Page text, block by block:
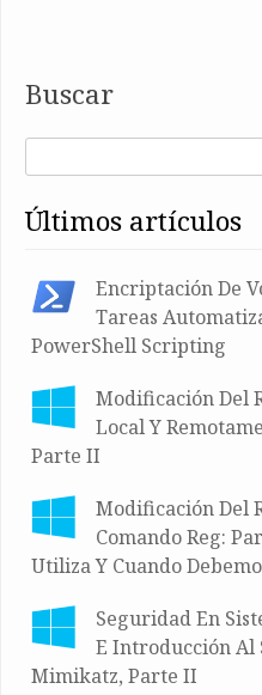
Buscar
últimos artículos
Encriptación De
Tareas
PowerShell Scripting
Modificación Del
Local Y
Parte II
Modificación Del
Comando Reg:
Utiliza Y Cuando
Seguridad En
E Introducción Al
Mimikatz, Parte II